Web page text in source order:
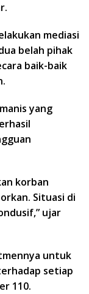
mediasi
belah pihak
baik-baik
yang
korban
Situasi di
ujar
untuk
setiap
110.